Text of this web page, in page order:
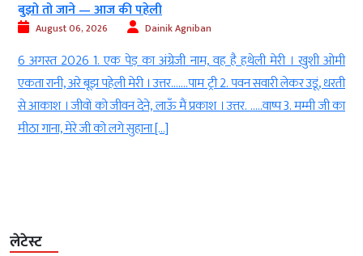
बुझो तो जाने — आज की पहेली
August 06, 2026 Dainik Agniban
6 अगस्त 2026 1. एक पेड़ का अंग्रेजी नाम, वह है हथेली मेरी । खुशी ओमी
एकता रानी, अरे बूझ पहेली मेरी । उत्तर…….पाम ट्री 2. पवन सवारी लेकर उडूं, धरती
से आकाश । जीवों को जीवन देने, लाऊँ मैं प्रकाश । उत्तर. …..वाष्प 3. मम्मी जी का
मीठा गाना, मेरे जी को लगे सुहाना […]
लेटेस्ट